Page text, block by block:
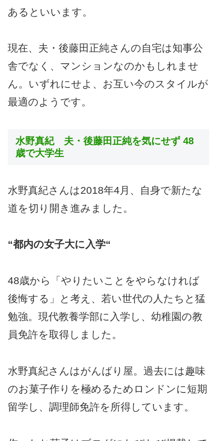
あるといいます。
現在、夫・後藤田正純さんの自宅は知事公
舎でなく、マンションなのかもしれませ
ん。 いずれにせよ、お互い今のスタイルが
最適のようです。
水野真紀 夫・後藤田正純を気にせず 48
歳で大学生
水野真紀さんは2018年4月、自身で新たな
道を切り開き進みました。
“都内の女子大に入学“
48歳から「やりたいことをやらなければ
後悔する」と考え、若い世代の人たちと猛
勉強。現代教養学部に入学し、幼稚園の教
員免許を取得しました。
水野真紀さんはがんばり屋。過去には趣味
のお菓子作りを極めるためロンドンに短期
留学し、調理師免許を所得しています。